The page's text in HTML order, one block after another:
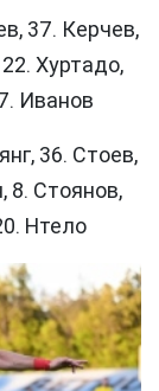
37. Керчев,
Хуртадо,
Иванов
36. Стоев,
8. Стоянов,
Нтело